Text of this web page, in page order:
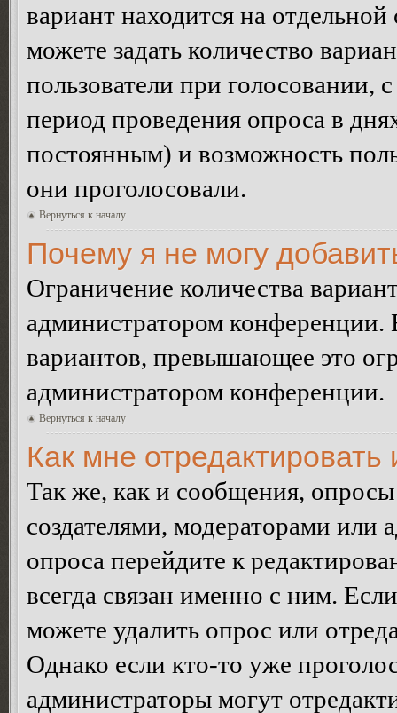
вариант находится на
можете задать количество
пользователи при
период проведения опроса в
постоянным) и возможность
они проголосовали.
Вернуться к началу
Почему я не могу
Ограничение количества
администратором конференции.
вариантов, превышающее это
администратором конференции.
Вернуться к началу
Как мне
Так же, как и сообщения, опросы
создателями, модераторами или
опроса перейдите к
всегда связан именно с ним.
можете удалить опрос или
Однако если кто-то уже
администраторы могут